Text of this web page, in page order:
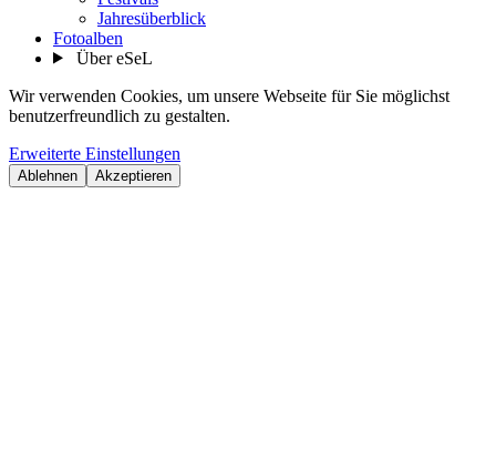
Jahresüberblick
Fotoalben
Über eSeL
Wir verwenden Cookies, um unsere Webseite für Sie möglichst
benutzerfreundlich zu gestalten.
Erweiterte Einstellungen
Ablehnen Akzeptieren